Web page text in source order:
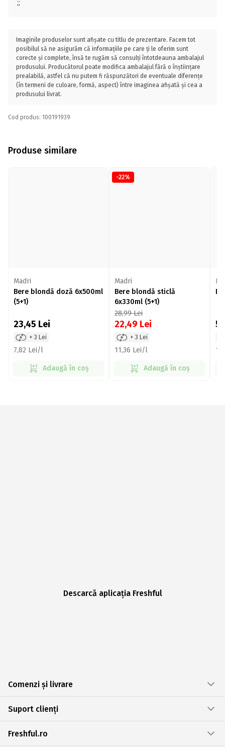
;;
Imaginile produselor sunt afișate cu titlu de prezentare. Facem tot
posibilul să ne asigurăm că informațiile pe care ți le oferim sunt
corecte și complete, însă te rugăm să consulți întotdeauna ambalajul
produsului. Producătorul poate modifica ambalajul fără o înștiințare
prealabilă, astfel că nu putem fi răspunzători de eventuale diferențe
(în termeni de culoare, formă, aspect) între imaginea afișată și cea a
produsului livrat.
Cod produs: 100191939
Produse similare
Madri
Bere blondă doză 6x500ml
(5+1)
23,45 Lei
+ 3 Lei
7,82 Lei/l
Adaugă în coș
-22%
Madri
Bere blondă sticlă
6x330ml (5+1)
28,99Lei
22,49 Lei
+ 3 Lei
11,36 Lei/l
Adaugă în coș
Descarcă aplicația Freshful
Comenzi și livrare
Suport clienți
Freshful.ro